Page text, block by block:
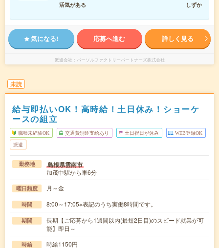
活気がある
しずか
気になる! 応募へ進む 詳しく見る
派遣会社 パーソルファクトリーパートナーズ株式会社
未読
給与即払いOK！高時給！土日休み！ショーケ
ースの組立
職種未経験OK 交通費別途支給あり 土日祝日が休み WEB登録OK
派遣
勤務地 島根県雲南市
加茂中駅から車6分
曜日頻度 月～金
時間 8:00～17:05※表記のうち実働8時間です。
期間
長期【ご応募から1週間以内(最短2日目)のスピード就業が可
能】即日～
時給 時給1150円